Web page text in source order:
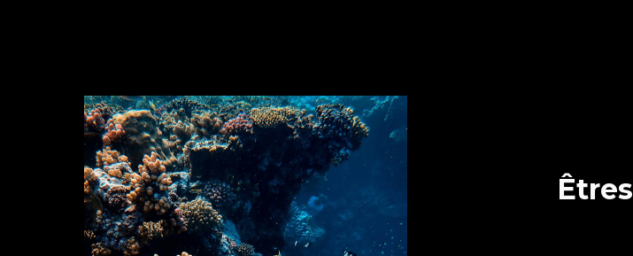
Êtres